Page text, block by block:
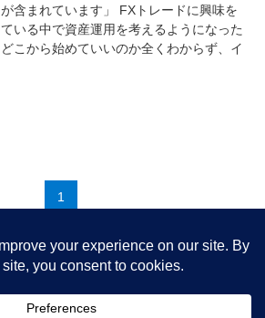
含まれています」 FXトレードに興味を
いる中で資産運用を考えるようになった
こから始めていいのか全くわからず、イ
1